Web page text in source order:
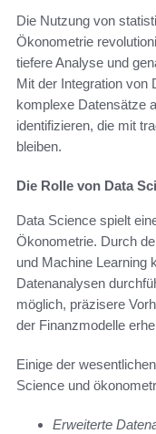
Die Nutzung von
Ökonometrie
tiefere Analyse und
Mit der Integration von
komplexe Datensätze
identifizieren, die mit
bleiben.
Die Rolle von Data
Data Science spielt
Ökonometrie. Durch
und Machine Learning
Datenanalysen
möglich, präzisere
der Finanzmodelle
Einige der
Science und
Erweiterte